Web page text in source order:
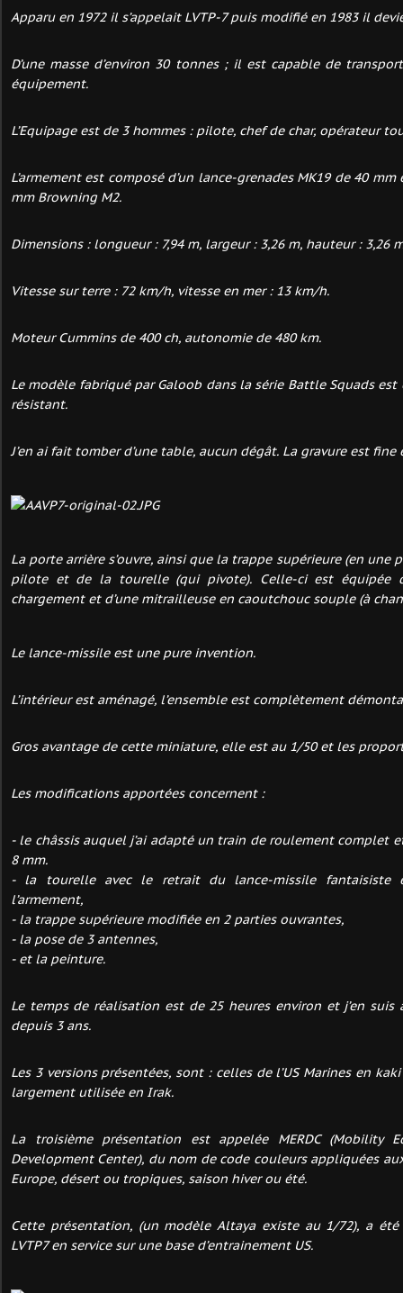
Apparu en 1972 il s’appelait LVTP-7 puis modifié en 1983 il
D’une masse d’environ 30 tonnes ; il est capable de
équipement.
L’Equipage est de 3 hommes : pilote, chef de char, opérateur
L’armement est composé d’un lance-grenades MK19 de 40
mm Browning M2.
Dimensions : longueur : 7,94 m, largeur : 3,26 m, hauteur : 3,26
Vitesse sur terre : 72 km/h, vitesse en mer : 13 km/h.
Moteur Cummins de 400 ch, autonomie de 480 km.
Le modèle fabriqué par Galoob dans la série Battle Squads
résistant.
J’en ai fait tomber d’une table, aucun dégât. La gravure est fine
La porte arrière s’ouvre, ainsi que la trappe supérieure (en une
pilote et de la tourelle (qui pivote). Celle-ci est équipée
chargement et d’une mitrailleuse en caoutchouc souple (à
Le lance-missile est une pure invention.
L’intérieur est aménagé, l’ensemble est complètement
Gros avantage de cette miniature, elle est au 1/50 et les
Les modifications apportées concernent :
- le châssis auquel j’ai adapté un train de roulement complet
8 mm.
- la tourelle avec le retrait du lance-missile fantaisiste
l’armement,
- la trappe supérieure modifiée en 2 parties ouvrantes,
- la pose de 3 antennes,
- et la peinture.
Le temps de réalisation est de 25 heures environ et j’en suis
depuis 3 ans.
Les 3 versions présentées, sont : celles de l’US Marines en
largement utilisée en Irak.
La troisième présentation est appelée MERDC (Mobility
Development Center), du nom de code couleurs appliquées
Europe, désert ou tropiques, saison hiver ou été.
Cette présentation, (un modèle Altaya existe au 1/72), a
LVTP7 en service sur une base d’entrainement US.